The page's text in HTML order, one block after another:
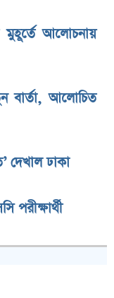
মুহূর্তে আলোচনায়
বার্তা, আলোচিত
দেখাল ঢাকা
পরীক্ষার্থী